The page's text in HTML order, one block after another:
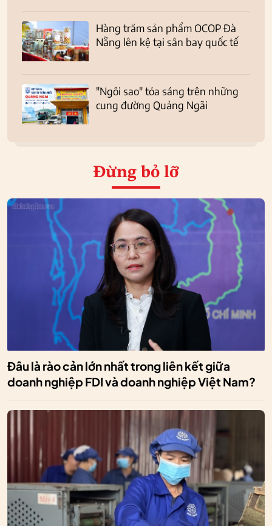
Hàng trăm sản phẩm OCOP Đà
Nẵng lên kệ tại sân bay quốc tế
"Ngôi sao" tỏa sáng trên những
cung đường Quảng Ngãi
Đừng bỏ lỡ
Đâu là rào cản lớn nhất trong liên kết giữa
doanh nghiệp FDI và doanh nghiệp Việt Nam?